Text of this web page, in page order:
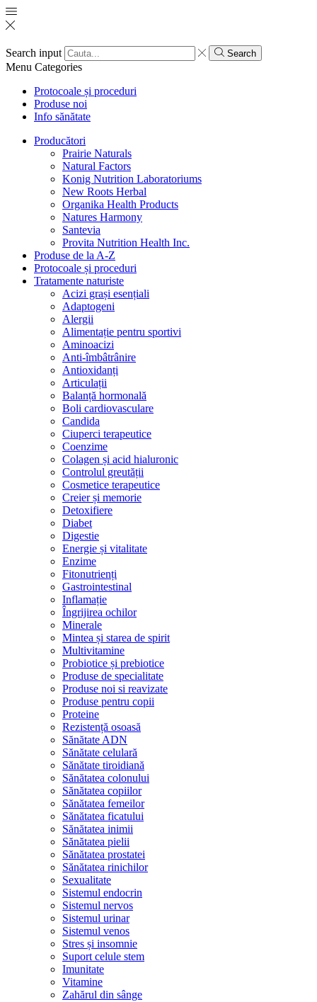
Search input Search
Menu Categories
Protocoale și proceduri
Produse noi
Info sănătate
Producători
Prairie Naturals
Natural Factors
Konig Nutrition Laboratoriums
New Roots Herbal
Organika Health Products
Natures Harmony
Santevia
Provita Nutrition Health Inc.
Produse de la A-Z
Protocoale și proceduri
Tratamente naturiste
Acizi grași esențiali
Adaptogeni
Alergii
Alimentație pentru sportivi
Aminoacizi
Anti-îmbâtrânire
Antioxidanți
Articulații
Balanță hormonală
Boli cardiovasculare
Candida
Ciuperci terapeutice
Coenzime
Colagen și acid hialuronic
Controlul greutății
Cosmetice terapeutice
Creier și memorie
Detoxifiere
Diabet
Digestie
Energie și vitalitate
Enzime
Fitonutrienți
Gastrointestinal
Inflamație
Îngrijirea ochilor
Minerale
Mintea și starea de spirit
Multivitamine
Probiotice și prebiotice
Produse de specialitate
Produse noi si reavizate
Produse pentru copii
Proteine
Rezistență osoasă
Sănătate ADN
Sănătate celulară
Sănătate tiroidiană
Sănătatea colonului
Sănătatea copiilor
Sănătatea femeilor
Sănătatea ficatului
Sănătatea inimii
Sănătatea pielii
Sănătatea prostatei
Sănătatea rinichilor
Sexualitate
Sistemul endocrin
Sistemul nervos
Sistemul urinar
Sistemul venos
Stres și insomnie
Suport celule stem
Imunitate
Vitamine
Zahărul din sânge